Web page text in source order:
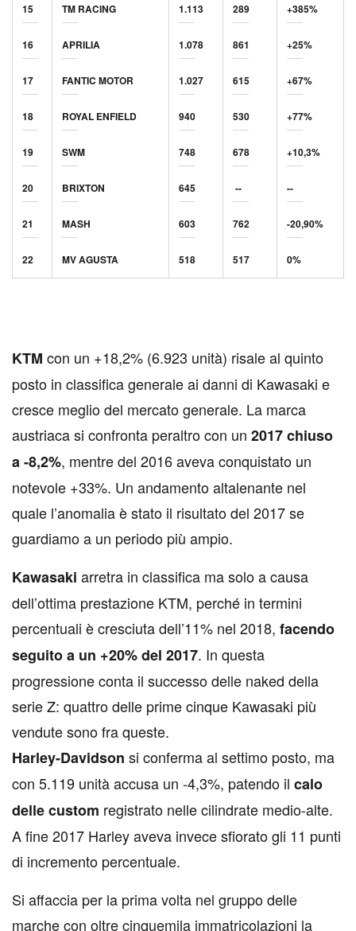
15 TM RACING 1.113 289 +385%
16 APRILIA 1.078 861 +25%
17 FANTIC MOTOR 1.027 615 +67%
18 ROYAL ENFIELD 940 530 +77%
19 SWM 748 678 +10,3%
20 BRIXTON 645 -- --
21 MASH 603 762 -20,90%
22 MV AGUSTA 518 517 0%
KTM con un +18,2% (6.923 unità) risale al quinto
posto in classifica generale ai danni di Kawasaki e
cresce meglio del mercato generale. La marca
austriaca si confronta peraltro con un 2017 chiuso
a -8,2%, mentre del 2016 aveva conquistato un
notevole +33%. Un andamento altalenante nel
quale l’anomalia è stato il risultato del 2017 se
guardiamo a un periodo più ampio.
Kawasaki arretra in classifica ma solo a causa
dell’ottima prestazione KTM, perché in termini
percentuali è cresciuta dell’11% nel 2018, facendo
seguito a un +20% del 2017. In questa
progressione conta il successo delle naked della
serie Z: quattro delle prime cinque Kawasaki più
vendute sono fra queste.
Harley-Davidson si conferma al settimo posto, ma
con 5.119 unità accusa un -4,3%, patendo il calo
delle custom registrato nelle cilindrate medio-alte.
A fine 2017 Harley aveva invece sfiorato gli 11 punti
di incremento percentuale.
Si affaccia per la prima volta nel gruppo delle
marche con oltre cinquemila immatricolazioni la